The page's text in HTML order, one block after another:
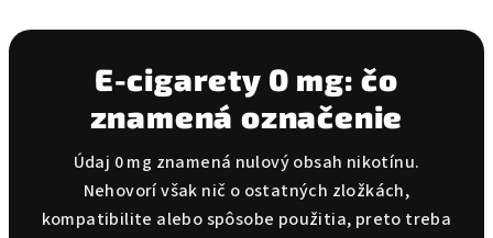
l
d
a
c
i
e
p
E-cigarety 0 mg: čo
znamená označenie
Údaj 0 mg znamená nulový obsah nikotínu.
Nehovorí však nič o ostatných zložkách,
kompatibilite alebo spôsobe použitia, preto treba